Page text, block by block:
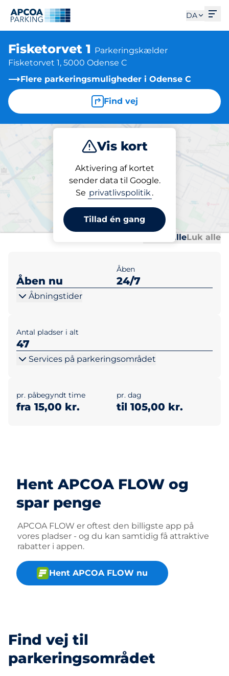
DA
Fisketorvet 1 Parkeringskælder
Fisketorvet 1, 5000 Odense C
Flere parkeringsmuligheder i Odense C
Find vej
Vis kort
Aktivering af kortet
sender data til Google.
Se privatlivspolitik.
Tillad én gang
Abonnement
Parkering på stedet
Fisketorvet 1
Udvid alleLuk alle
Åben nu
Åben
24/7
Åbningstider
Antal pladser i alt
47
Services på parkeringsområdet
pr. påbegyndt time
fra 15,00 kr.
pr. dag
til 105,00 kr.
Hent APCOA FLOW og
spar penge
APCOA FLOW er oftest den billigste app på
vores pladser - og du kan samtidig få attraktive
rabatter i appen.
Hent APCOA FLOW nu
Find vej til
parkeringsområdet